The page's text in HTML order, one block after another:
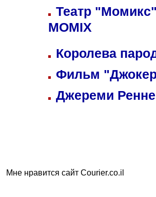
Театр
MOMIX
Королева
Фильм
Джереми
Мне нравится сайт Courier.co.il